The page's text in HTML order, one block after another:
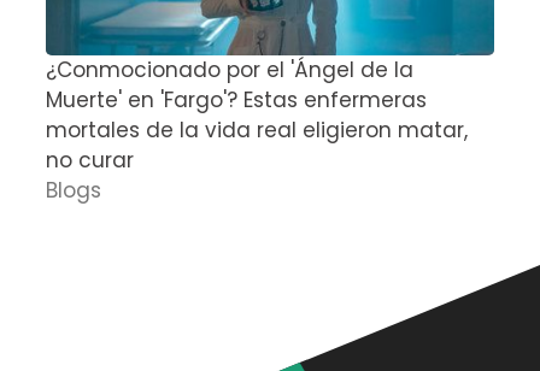
¿Conmocionado por el 'Ángel de la
Muerte' en 'Fargo'? Estas enfermeras
mortales de la vida real eligieron matar,
no curar
Blogs